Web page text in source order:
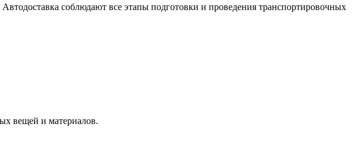
соблюдают все этапы подготовки и проведения транспортировочных
вещей и материалов.